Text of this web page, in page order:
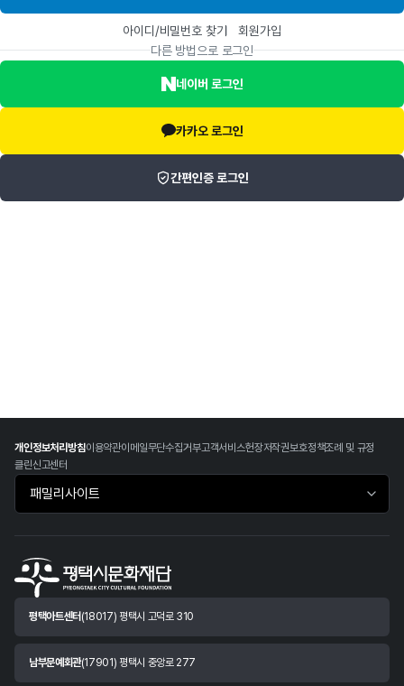
아이디/비밀번호 찾기
회원가입
다른 방법으로 로그인
네이버 로그인
카카오 로그인
간편인증 로그인
개인정보처리방침이용약관이메일무단수집거부고객서비스헌장저작권보호정책조례 및 규정
클린신고센터
패밀리사이트 바로가기
평택아트센터 (18017) 평택시 고덕로 310
남부문예회관(17901) 평택시 중앙로 277